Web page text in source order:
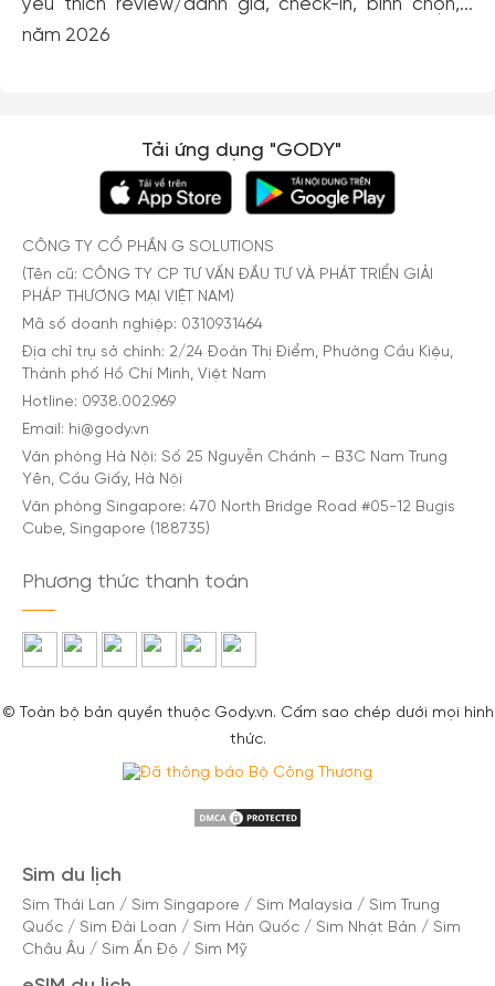
yêu thích review/đánh giá, check-in, bình chọn,...
năm 2026
Tải ứng dụng "GODY"
CÔNG TY CỔ PHẦN G SOLUTIONS
(Tên cũ: CÔNG TY CP TƯ VẤN ĐẦU TƯ VÀ PHÁT TRIỂN GIẢI
PHÁP THƯƠNG MẠI VIỆT NAM)
Mã số doanh nghiệp: 0310931464
Địa chỉ trụ sở chính: 2/24 Đoàn Thị Điểm, Phường Cầu Kiệu,
Thành phố Hồ Chí Minh, Việt Nam
Hotline: 0938.002.969
Email: hi@gody.vn
Văn phòng Hà Nội: Số 25 Nguyễn Chánh – B3C Nam Trung
Yên, Cầu Giấy, Hà Nội
Văn phòng Singapore: 470 North Bridge Road #05-12 Bugis
Cube, Singapore (188735)
Phương thức thanh toán
© Toàn bộ bản quyền thuộc Gody.vn. Cấm sao chép dưới mọi hình
thức.
Sim du lịch
Sim Thái Lan / Sim Singapore / Sim Malaysia / Sim Trung
Quốc / Sim Đài Loan / Sim Hàn Quốc / Sim Nhật Bản / Sim
Châu Âu / Sim Ấn Độ / Sim Mỹ